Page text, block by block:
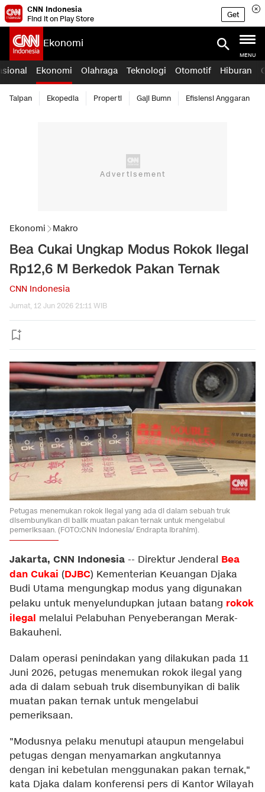
CNN Indonesia
Find it on Play Store
Get
Ekonomi
MENU
Ekonomi Olahraga Teknologi Otomotif Hiburan
Taipan Ekopedia Properti Gaji Bumn Efisiensi Anggaran
Ekonomi Makro
Bea Cukai Ungkap Modus Rokok Ilegal
Rp12,6 M Berkedok Pakan Ternak
CNN Indonesia
Jumat, 12 Jun 2026 21:11 WIB
Petugas menemukan rokok ilegal yang ada di dalam sebuah truk
disembunyikan di balik muatan pakan ternak untuk mengelabui
pemeriksaan. (FOTO:CNN Indonesia/ Endrapta Ibrahim).
Jakarta, CNN Indonesia -- Direktur Jenderal Bea
dan Cukai (DJBC) Kementerian Keuangan Djaka
Budi Utama mengungkap modus yang digunakan
pelaku untuk menyelundupkan jutaan batang rokok
ilegal melalui Pelabuhan Penyeberangan Merak-
Bakauheni.
Dalam operasi penindakan yang dilakukan pada 11
Juni 2026, petugas menemukan rokok ilegal yang
ada di dalam sebuah truk disembunyikan di balik
muatan pakan ternak untuk mengelabui
pemeriksaan.
"Modusnya pelaku menutupi ataupun mengelabui
petugas dengan menyamarkan angkutannya
dengan ini kebetulan menggunakan pakan ternak,"
kata Djaka dalam konferensi pers di Kantor Wilayah